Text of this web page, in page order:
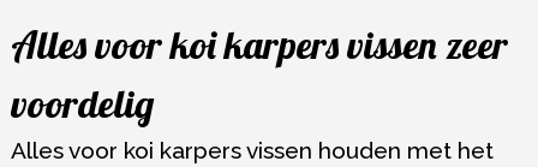
naar
inhoud
Alles voor koi karpers vissen zeer
voordelig
Alles voor koi karpers vissen houden met het